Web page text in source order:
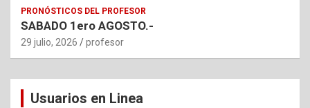
PRONÓSTICOS DEL PROFESOR
SABADO 1ero AGOSTO.-
29 julio, 2026 profesor
Usuarios en Linea